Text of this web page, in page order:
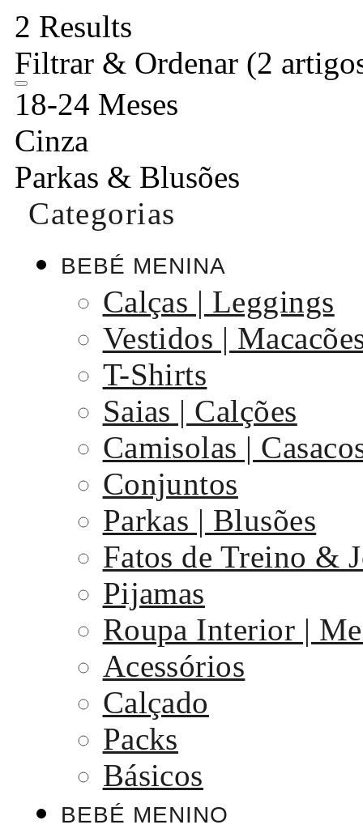
2 Results
Filtrar & Ordenar (2
18-24 Meses
Cinza
Parkas & Blusões
Categorias
BEBÉ MENINA
Calças | Leggings
Vestidos |
T-Shirts
Saias | Calções
Camisolas |
Conjuntos
Parkas | Blusões
Fatos de Treino &
Pijamas
Roupa Interior |
Acessórios
Calçado
Packs
Básicos
BEBÉ MENINO